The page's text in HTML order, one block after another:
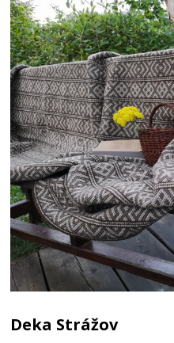
Deka Strážov